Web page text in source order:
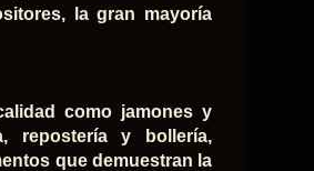
la gran mayoría
como jamones y
repostería y bollería,
que demuestran la